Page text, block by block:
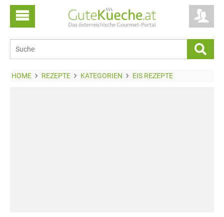
HOME REZEPTE KATEGORIEN EIS REZEPTE